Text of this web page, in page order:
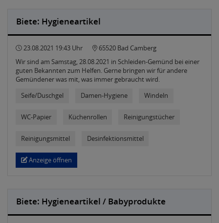
Biete: Hygieneartikel
23.08.2021 19:43 Uhr
65520 Bad Camberg
Wir sind am Samstag, 28.08.2021 in Schleiden-Gemünd bei einer
guten Bekannten zum Helfen. Gerne bringen wir für andere
Gemündener was mit, was immer gebraucht wird.
Seife/Duschgel
Damen-Hygiene Windeln
WC-Papier Küchenrollen Reinigungstücher
Reinigungsmittel Desinfektionsmittel
Anzeige öffnen
Biete: Hygieneartikel / Babyprodukte